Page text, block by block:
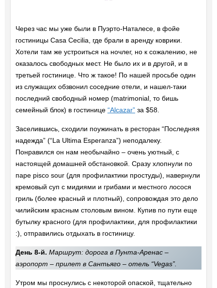
Через час мы уже были в Пуэрто-Наталесе, в фойе
гостиницы Casa Cecilia, где брали в аренду коврики.
Хотели там же устроиться на ночлег, но к сожалению, не
оказалось свободных мест. Не было их и в другой, и в
третьей гостинице. Что ж такое! По нашей просьбе один
из служащих обзвонил соседние отели, и нашел-таки
последний свободный номер (matrimonial, то бишь
семейный блок) в гостинице “Alcazar”за $58.
Заселившись, сходили поужинать в ресторан “Последняя
надежда” (“La Ultima Esperanza”) неподалеку.
Понравился он нам необычайно – очень уютный, с
настоящей домашней обстановкой. Сразу хлопнули по
паре pisco sour (для профилактики простуды), навернули
кремовый суп с мидиями и грибами и местного лосося
гриль (более красный и плотный), сопровождая это дело
чилийским красным столовым вином. Купив по пути еще
бутылку красного (для профилактики, для профилактики
:), отправились отдыхать в гостиницу.
День 8-й. Маршрут: дорога в Пунта-Аренас –
аэропорт – прилет в Сантьяго – отель “Vegas”.
Утром мы проснулись с некоторой опаской, тщательно